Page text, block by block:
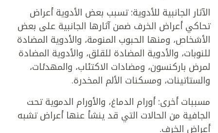
الآثار الجانبية للأدوية: تسبب بعض الأدوية أعراض
تحاكي أعراض الخرف ضمن آثارها الجانبية على بعض
الأشخاص، ومنها الحبوب المنومة، والأدوية المضادة
للنوبات، والأدوية المضادة للقلق، والأدوية المضادة
لمرض باركنسون، ومضادات الاكتئاب، والمهدئات،
والستاتينات، ومسكنات الألم المخدرة.
مسببات أخرى: أورام الدماغ، والأورام الدموية تحت
الجافية من الحالات التي قد ينشأ عنها أعراض تشبه
أعراض الخرف.